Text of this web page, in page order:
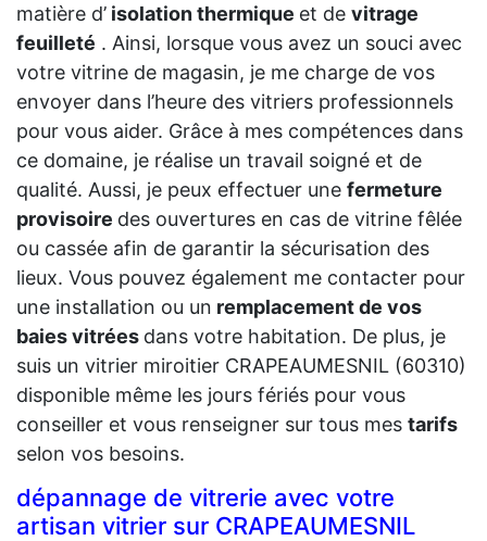
matière d’ isolation thermique et de vitrage
feuilleté . Ainsi, lorsque vous avez un souci avec
votre vitrine de magasin, je me charge de vos
envoyer dans l’heure des vitriers professionnels
pour vous aider. Grâce à mes compétences dans
ce domaine, je réalise un travail soigné et de
qualité. Aussi, je peux effectuer une fermeture
provisoire des ouvertures en cas de vitrine fêlée
ou cassée afin de garantir la sécurisation des
lieux. Vous pouvez également me contacter pour
une installation ou un remplacement de vos
baies vitrées dans votre habitation. De plus, je
suis un vitrier miroitier CRAPEAUMESNIL (60310)
disponible même les jours fériés pour vous
conseiller et vous renseigner sur tous mes tarifs
selon vos besoins.
dépannage de vitrerie avec votre
artisan vitrier sur CRAPEAUMESNIL